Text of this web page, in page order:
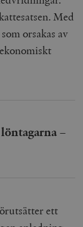
Med
orsakas av
–
ett